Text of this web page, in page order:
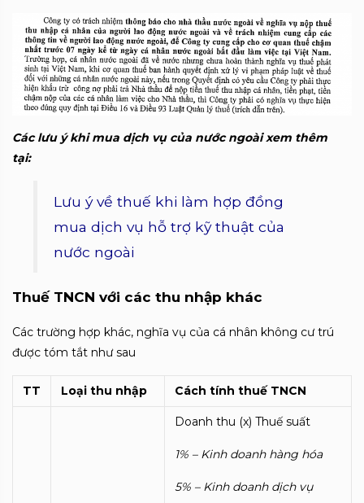
Các lưu ý khi mua dịch vụ của nước ngoài xem thêm
tại:
Lưu ý về thuế khi làm hợp đồng
mua dịch vụ hỗ trợ kỹ thuật của
nước ngoài
Thuế TNCN với các thu nhập khác
Các trường hợp khác, nghĩa vụ của cá nhân không cư trú
được tóm tắt như sau
TT Loại thu nhập Cách tính thuế TNCN
Doanh thu (x) Thuế suất
1% – Kinh doanh hàng hóa
5% – Kinh doanh dịch vụ